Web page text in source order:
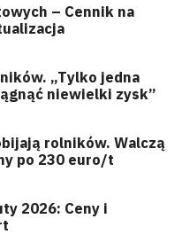
– Cennik na
„Tylko jedna
niewielki zysk”
rolników. Walczą
po 230 euro/t
2026: Ceny i